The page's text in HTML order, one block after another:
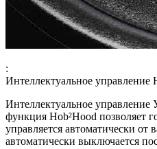
:
Интеллектуальное управление
Интеллектуальное управление
функция Hob²Hood позволяет
управляется автоматически от
автоматически выключается